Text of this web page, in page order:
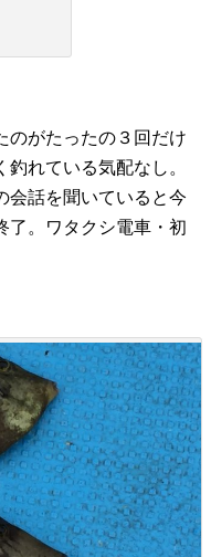
のがたったの３回だけ
れている気配なし。
会話を聞いていると今
了。ワタクシ電車・初